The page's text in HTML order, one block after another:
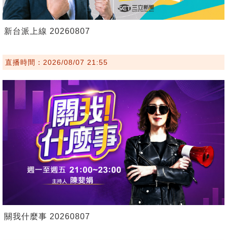
新台派上線 20260807
直播時間：2026/08/07 21:55
關我什麼事 20260807